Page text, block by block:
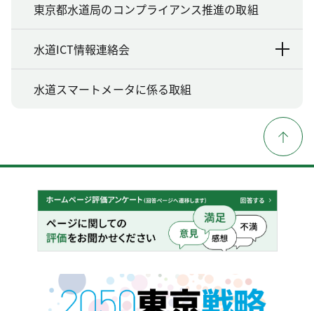
東京都水道局のコンプライアンス推進の取組
水道ICT情報連絡会
水道スマートメータに係る取組